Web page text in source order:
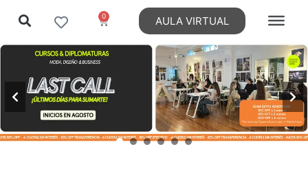
0 AULA VIRTUAL